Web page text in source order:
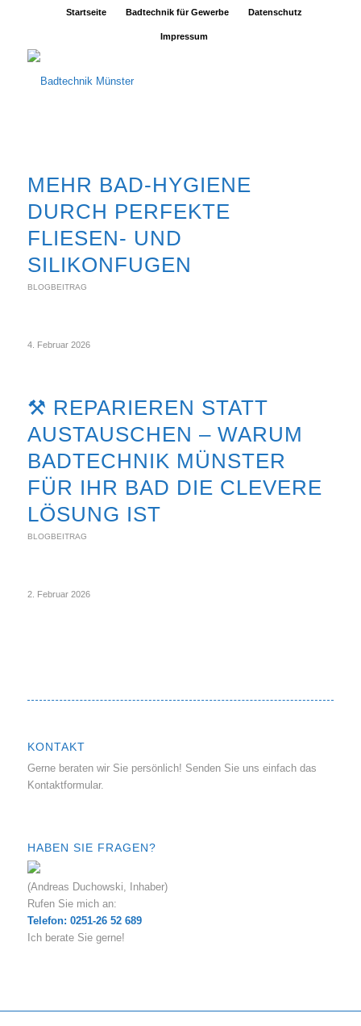
Startseite Badtechnik für Gewerbe Datenschutz
Impressum
MEHR BAD-HYGIENE
DURCH PERFEKTE
FLIESEN- UND
SILIKONFUGEN
BLOGBEITRAG
4. Februar 2026
⚒ REPARIEREN STATT
AUSTAUSCHEN – WARUM
BADTECHNIK MÜNSTER
FÜR IHR BAD DIE CLEVERE
LÖSUNG IST
BLOGBEITRAG
2. Februar 2026
KONTAKT
Gerne beraten wir Sie persönlich! Senden Sie uns einfach das
Kontaktformular.
HABEN SIE FRAGEN?
(Andreas Duchowski, Inhaber)
Rufen Sie mich an:
Telefon: 0251-26 52 689
Ich berate Sie gerne!